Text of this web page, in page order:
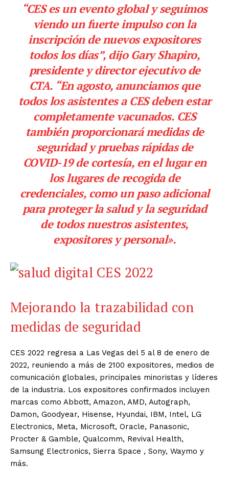
“CES es un evento global y seguimos
viendo un fuerte impulso con la
inscripción de nuevos expositores
todos los días”, dijo Gary Shapiro,
presidente y director ejecutivo de
CTA. “En agosto, anunciamos que
todos los asistentes a CES deben estar
completamente vacunados. CES
también proporcionará medidas de
seguridad y pruebas rápidas de
COVID-19 de cortesía, en el lugar en
los lugares de recogida de
credenciales, como un paso adicional
para proteger la salud y la seguridad
de todos nuestros asistentes,
expositores y personal».
Mejorando la trazabilidad con
medidas de seguridad
CES 2022 regresa a Las Vegas del 5 al 8 de enero de
2022, reuniendo a más de 2100 expositores, medios de
comunicación globales, principales minoristas y líderes
de la industria. Los expositores confirmados incluyen
marcas como Abbott, Amazon, AMD, Autograph,
Damon, Goodyear, Hisense, Hyundai, IBM, Intel, LG
Electronics, Meta, Microsoft, Oracle, Panasonic,
Procter & Gamble, Qualcomm, Revival Health,
Samsung Electronics, Sierra Space , Sony, Waymo y
más.